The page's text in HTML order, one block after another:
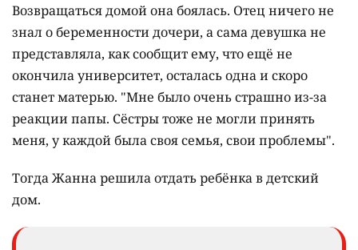
Возвращаться домой она боялась. Отец ничего не
знал о беременности дочери, а сама девушка не
представляла, как сообщит ему, что ещё не
окончила университет, осталась одна и скоро
станет матерью. "Мне было очень страшно из-за
реакции папы. Сёстры тоже не могли принять
меня, у каждой была своя семья, свои проблемы".
Тогда Жанна решила отдать ребёнка в детский
дом.